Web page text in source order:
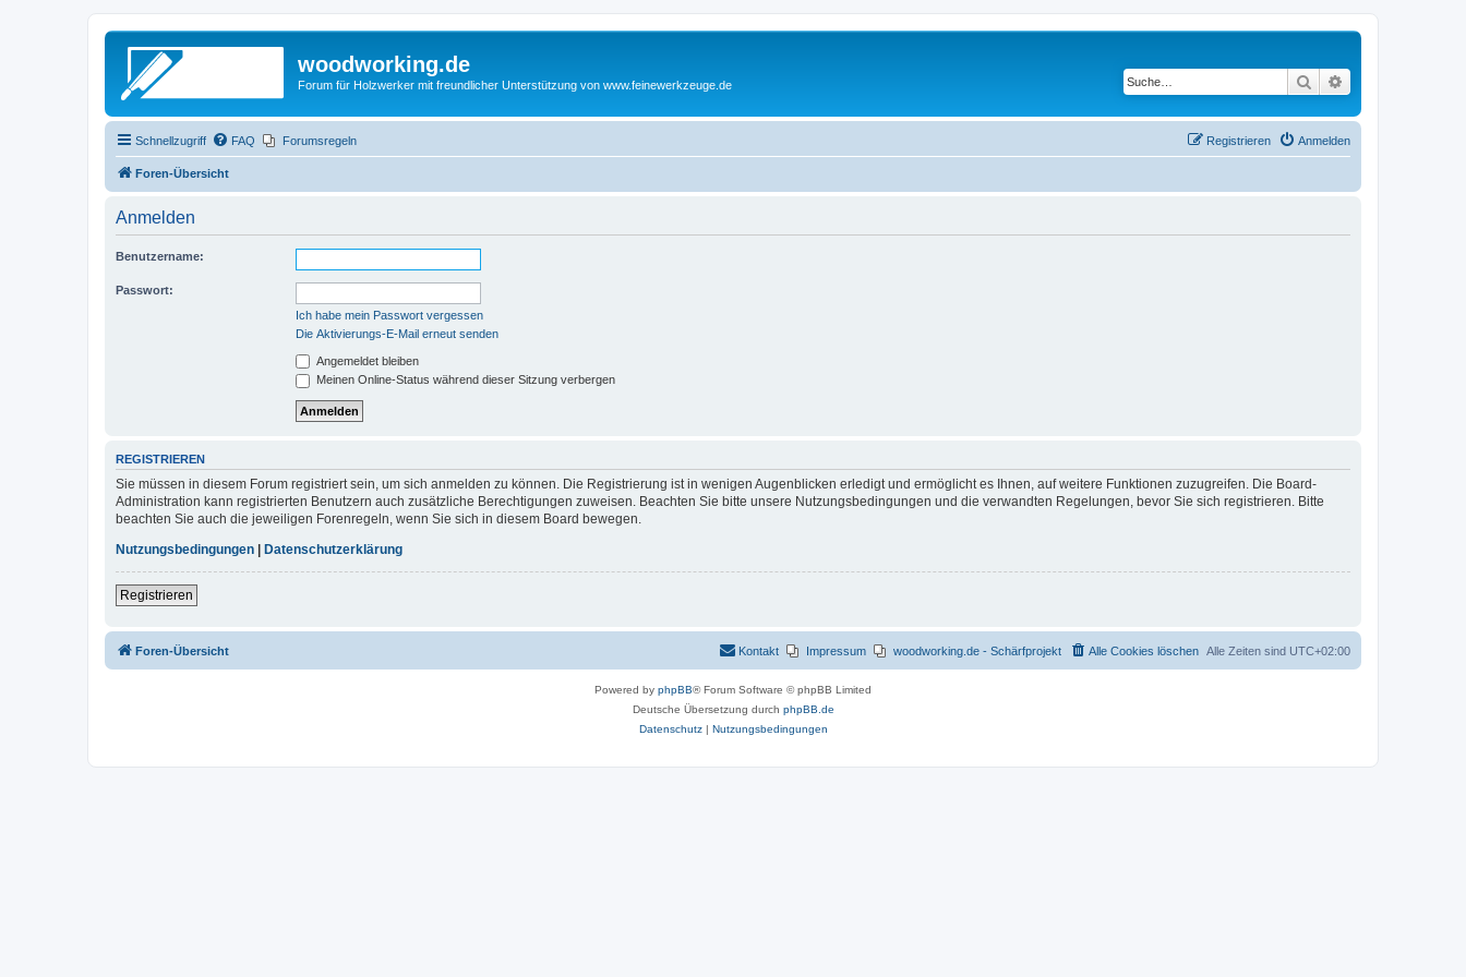
woodworking.de
Forum für Holzwerker mit freundlicher Unterstützung von www.feinewerkzeuge.de Suche
Schnellzugriff FAQ Forumsregeln Anmelden
Registrieren
Foren-Übersicht
Anmelden
Benutzername:
Passwort:
Ich habe mein Passwort vergessen
Die Aktivierungs-E-Mail erneut senden
Angemeldet bleiben
Meinen Online-Status während dieser Sitzung verbergen
REGISTRIEREN
Sie müssen in diesem Forum registriert sein, um sich anmelden zu können. Die Registrierung ist in wenigen Augenblicken erledigt und ermöglicht es Ihnen, auf weitere Funktionen zuzugreifen. Die Board-
Administration kann registrierten Benutzern auch zusätzliche Berechtigungen zuweisen. Beachten Sie bitte unsere Nutzungsbedingungen und die verwandten Regelungen, bevor Sie sich registrieren. Bitte
beachten Sie auch die jeweiligen Forenregeln, wenn Sie sich in diesem Board bewegen.
Nutzungsbedingungen
Datenschutzerklärung
Registrieren
Foren-Übersicht Alle Zeiten sind UTC+02:00
Alle Cookies löschen
woodworking.de - Schärfprojekt
Impressum
Kontakt
Powered by phpBB® Forum Software © phpBB Limited
Deutsche Übersetzung durch phpBB.de
Datenschutz| Nutzungsbedingungen